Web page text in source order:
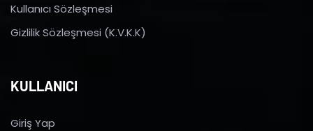
Kullanıcı Sözleşmesi
Gizlilik Sözleşmesi (K.V.K.K)
KULLANICI
Giriş Yap